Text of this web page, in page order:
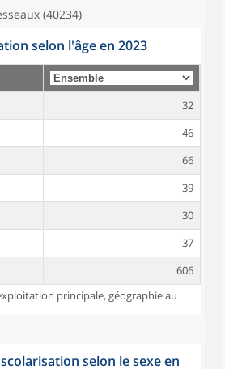
(40234)
selon l'âge en 2023
32
46
66
39
30
37
606
principale, géographie au
scolarisation selon le sexe en